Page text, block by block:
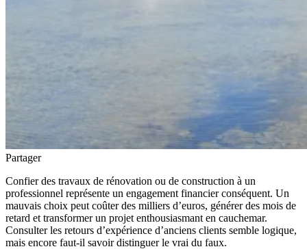
Partager
Confier des travaux de rénovation ou de construction à un
professionnel représente un engagement financier conséquent. Un
mauvais choix peut coûter des milliers d’euros, générer des mois de
retard et transformer un projet enthousiasmant en cauchemar.
Consulter les retours d’expérience d’anciens clients semble logique,
mais encore faut-il savoir distinguer le vrai du faux.